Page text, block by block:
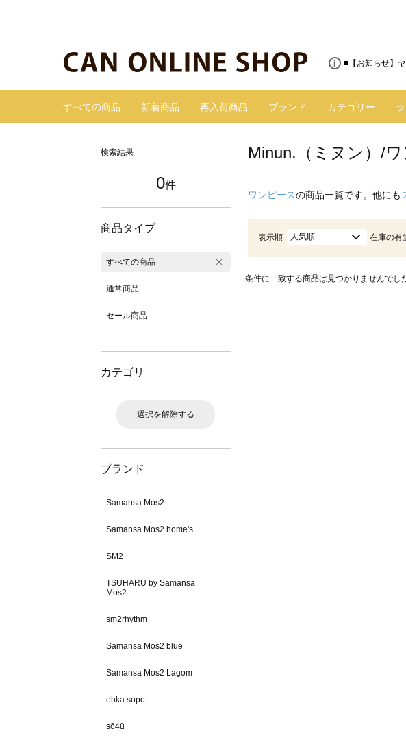
■【お知らせ】
すべての商品 新着商品 再入荷商品 ブランド カテゴリー
検索結果
0件
商品タイプ
すべての商品
通常商品
セール商品
カテゴリ
選択を解除する
ブランド
Samansa Mos2
Samansa Mos2 home's
SM2
TSUHARU by Samansa
Mos2
sm2rhythm
Samansa Mos2 blue
Samansa Mos2 Lagom
ehka sopo
sō4ū
Minun.（ミヌン）/
ワンピースの商品一覧です。他にも
表示順 人気順 在庫の有
条件に一致する商品は見つかりませんでし